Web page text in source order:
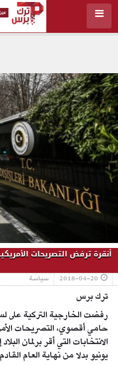
أنقرة ترفض التصريحات
2018-04-20 سياسة
ترك برس
رفضت الخارجية التركية على
حامي أقصوي، التصريحات
يونيو بدلا من نهاية العام